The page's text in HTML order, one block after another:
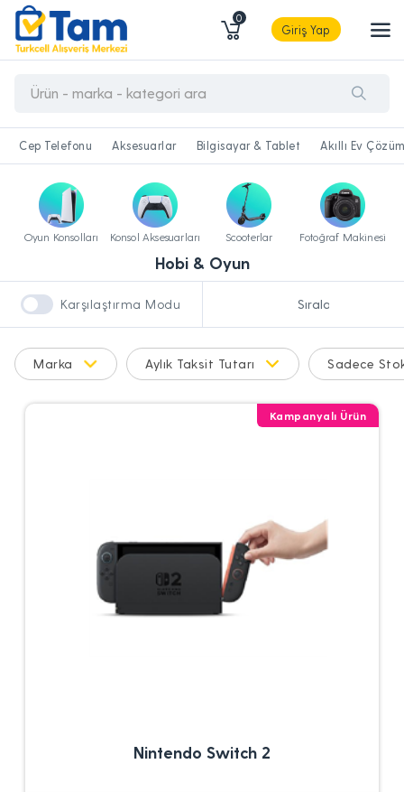
0
Giriş Yap
Cep Telefonu Aksesuarlar Bilgisayar & Tablet Akıllı Ev
Oyun Konsolları Konsol Aksesuarları Scooterlar Fotoğraf Makinesi
Hobi & Oyun
Karşılaştırma Modu
Kampanyalı Ürün
Nintendo Switch 2
Marka Aylık Taksit Tutarı Sadece